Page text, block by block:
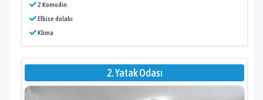
2 Komodin
Elbise dolabı
Klima
2. Yatak Odası